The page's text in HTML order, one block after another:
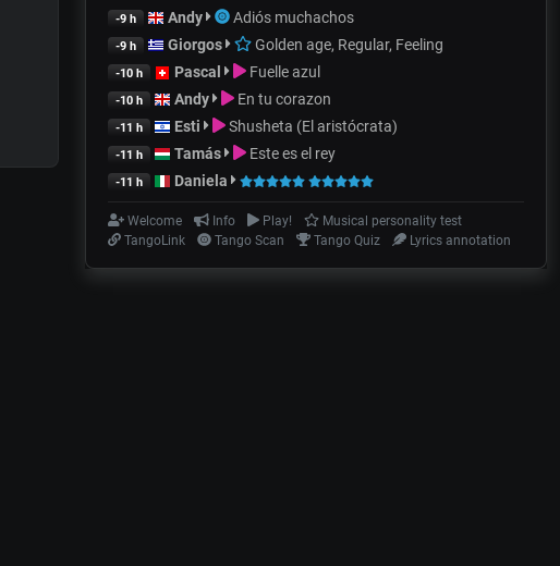
-9 h Andy Adiós muchachos
-9 h Giorgos Golden age, Regular, Feeling
-10 h Pascal Fuelle azul
-10 h Andy En tu corazon
-11 h Esti Shusheta (El aristócrata)
-11 h Tamás Este es el rey
-11 h Daniela
Welcome Info Play!
Musical personality test
TangoLink
Tango Scan Tango Quiz Lyrics annotation